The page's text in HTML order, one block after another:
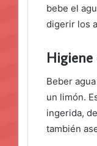
bebe el
digerir los
Higiene
Beber
un limón.
ingerida,
también